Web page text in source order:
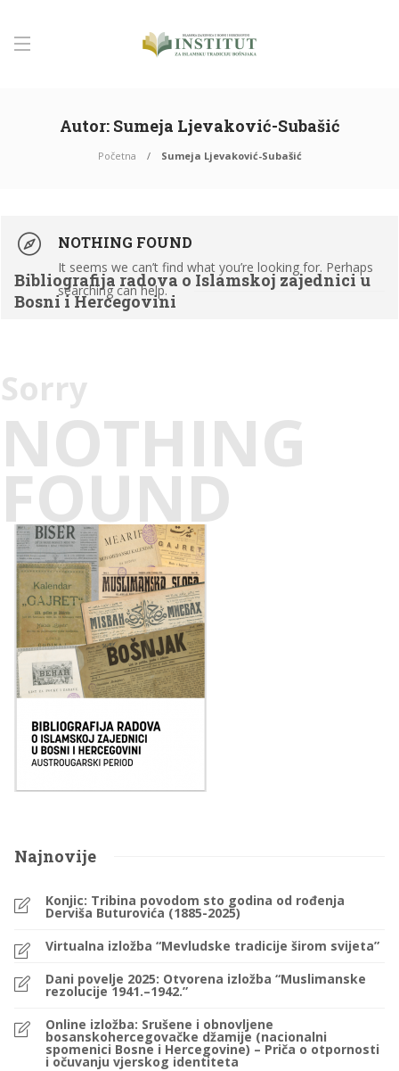
Autor: Sumeja Ljevaković-Subašić
Početna Sumeja Ljevaković-Subašić
NOTHING FOUND
It seems we can’t find what you’re looking for. Perhaps
searching can help.
Sorry
NOTHING
FOUND
Bibliografija radova o Islamskoj zajednici u
Bosni i Hercegovini
Najnovije
Konjic: Tribina povodom sto godina od rođenja
Derviša Buturovića (1885-2025)
Virtualna izložba “Mevludske tradicije širom svijeta”
Dani povelje 2025: Otvorena izložba “Muslimanske
rezolucije 1941.–1942.”
Online izložba: Srušene i obnovljene
bosanskohercegovačke džamije (nacionalni
spomenici Bosne i Hercegovine) – Priča o otpornosti
i očuvanju vjerskog identiteta